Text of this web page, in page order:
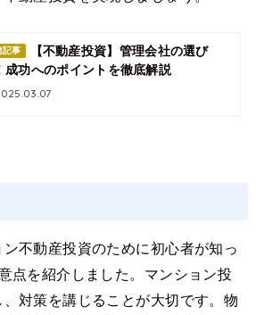
記事
【不動産投資】管理会社の選び
成功へのポイントを徹底解説
不動産投資のために初心者が知っ
点を紹介しました。マンション投
対策を講じることが大切です。物